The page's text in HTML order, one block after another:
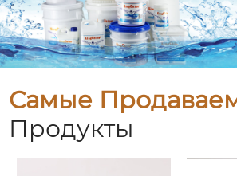
Самые
Продукты